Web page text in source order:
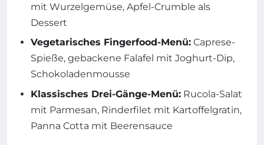
mit Wurzelgemüse, Apfel-Crumble als
Dessert
Vegetarisches Fingerfood-Menü: Caprese-
Spieße, gebackene Falafel mit Joghurt-Dip,
Schokoladenmousse
Klassisches Drei-Gänge-Menü: Rucola-Salat
mit Parmesan, Rinderfilet mit Kartoffelgratin,
Panna Cotta mit Beerensauce